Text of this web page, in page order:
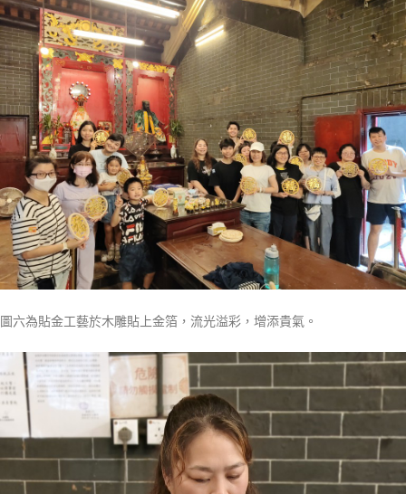
圖六為貼金工藝於木雕貼上金箔，流光溢彩，增添貴氣。